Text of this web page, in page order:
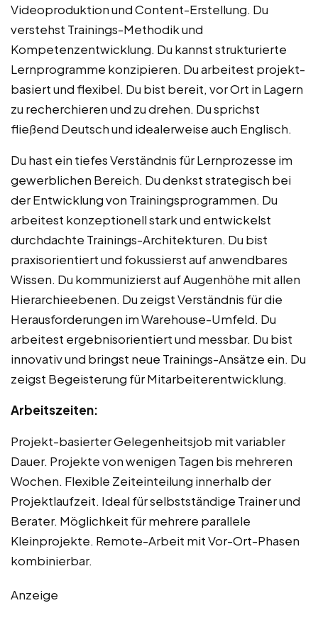
Videoproduktion und Content-Erstellung. Du
verstehst Trainings-Methodik und
Kompetenzentwicklung. Du kannst strukturierte
Lernprogramme konzipieren. Du arbeitest projekt-
basiert und flexibel. Du bist bereit, vor Ort in Lagern
zu recherchieren und zu drehen. Du sprichst
fließend Deutsch und idealerweise auch Englisch.
Du hast ein tiefes Verständnis für Lernprozesse im
gewerblichen Bereich. Du denkst strategisch bei
der Entwicklung von Trainingsprogrammen. Du
arbeitest konzeptionell stark und entwickelst
durchdachte Trainings-Architekturen. Du bist
praxisorientiert und fokussierst auf anwendbares
Wissen. Du kommunizierst auf Augenhöhe mit allen
Hierarchieebenen. Du zeigst Verständnis für die
Herausforderungen im Warehouse-Umfeld. Du
arbeitest ergebnisorientiert und messbar. Du bist
innovativ und bringst neue Trainings-Ansätze ein. Du
zeigst Begeisterung für Mitarbeiterentwicklung.
Arbeitszeiten:
Projekt-basierter Gelegenheitsjob mit variabler
Dauer. Projekte von wenigen Tagen bis mehreren
Wochen. Flexible Zeiteinteilung innerhalb der
Projektlaufzeit. Ideal für selbstständige Trainer und
Berater. Möglichkeit für mehrere parallele
Kleinprojekte. Remote-Arbeit mit Vor-Ort-Phasen
kombinierbar.
Anzeige